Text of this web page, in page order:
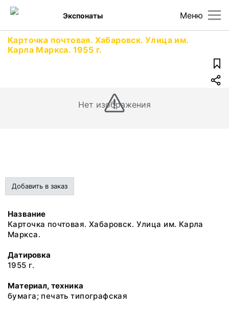
Меню
Экспонаты
Карточка почтовая. Хабаровск. Улица им.
Карла Маркса. 1955 г.
Нет изображения
Добавить в заказ
Название
Карточка почтовая. Хабаровск. Улица им. Карла
Маркса.
Датировка
1955 г.
Материал, техника
бумага; печать типографская